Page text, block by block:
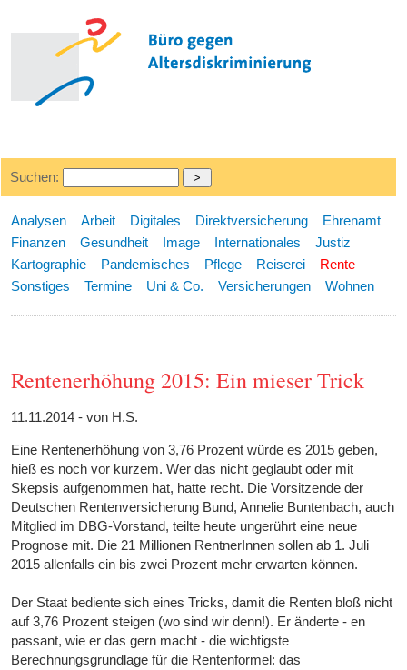
Suchen:
Analysen Arbeit Digitales Direktversicherung
Ehrenamt
Finanzen
Gesundheit Image Internationales
Justiz
Kartographie
Pandemisches Pflege Reiserei
Rente
Sonstiges
Termine Uni & Co. Versicherungen Wohnen
Rentenerhöhung 2015: Ein mieser Trick
11.11.2014 - von H.S.
Eine Rentenerhöhung von 3,76 Prozent würde es 2015 geben,
hieß es noch vor kurzem. Wer das nicht geglaubt oder mit
Skepsis aufgenommen hat, hatte recht. Die Vorsitzende der
Deutschen Rentenversicherung Bund, Annelie Buntenbach, auch
Mitglied im DBG-Vorstand, teilte heute ungerührt eine neue
Prognose mit. Die 21 Millionen RentnerInnen sollen ab 1. Juli
2015 allenfalls ein bis zwei Prozent mehr erwarten können.
Der Staat bediente sich eines Tricks, damit die Renten bloß nicht
auf 3,76 Prozent steigen (wo sind wir denn!). Er änderte - en
passant, wie er das gern macht - die wichtigste
Berechnungsgrundlage für die Rentenformel: das